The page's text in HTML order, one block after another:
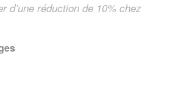
d’une réduction de 10% chez